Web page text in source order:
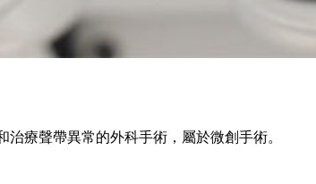
療聲帶異常的外科手術，屬於微創手術。